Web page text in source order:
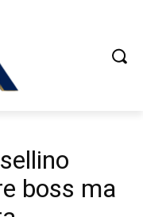
boss ma